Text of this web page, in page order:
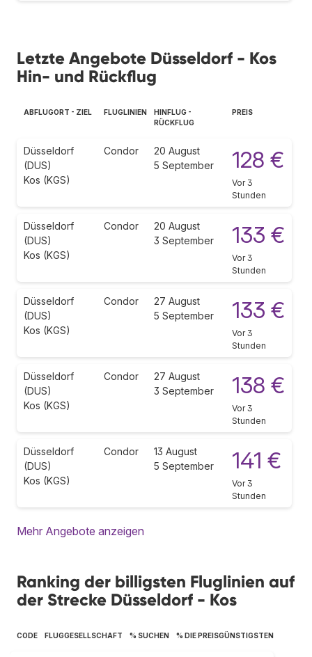
Letzte Angebote Düsseldorf - Kos
Hin- und Rückflug
ABFLUGORT - ZIEL FLUGLINIEN
HINFLUG -
RÜCKFLUG
PREIS
Düsseldorf
(DUS)
Kos (KGS)
Condor
20 August
5 September
128 €
Vor 3
Stunden
Düsseldorf
(DUS)
Kos (KGS)
Condor
20 August
3 September
133 €
Vor 3
Stunden
Düsseldorf
(DUS)
Kos (KGS)
Condor
27 August
5 September
133 €
Vor 3
Stunden
Düsseldorf
(DUS)
Kos (KGS)
Condor
27 August
3 September
138 €
Vor 3
Stunden
Düsseldorf
(DUS)
Kos (KGS)
Condor
13 August
5 September
141 €
Vor 3
Stunden
Mehr Angebote anzeigen
Ranking der billigsten Fluglinien auf
der Strecke Düsseldorf - Kos
CODE FLUGGESELLSCHAFT % SUCHEN % DIE PREISGÜNSTIGSTEN